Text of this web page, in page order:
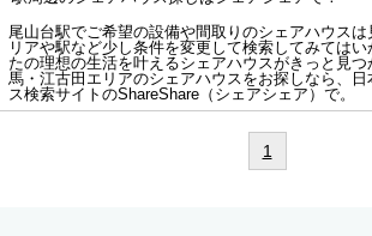
尾山台駅でご希望の設備や間取りのシェアハウス
リアや駅など少し条件を変更して検索してみては
たの理想の生活を叶えるシェアハウスがきっと見
馬・江古田エリアのシェアハウスをお探しなら、日
ス検索サイトのShareShare（シェアシェア）で。
1